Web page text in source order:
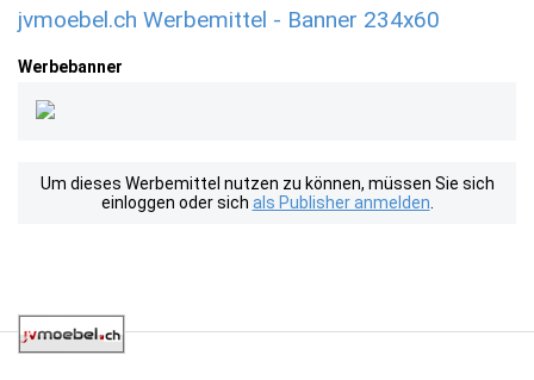
jvmoebel.ch Werbemittel - Banner 234x60
Werbebanner
Um dieses Werbemittel nutzen zu können, müssen Sie sich
einloggen oder sich als Publisher anmelden